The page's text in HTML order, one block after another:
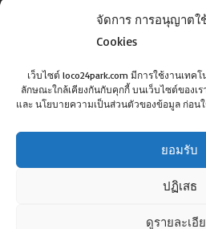
จัดการ การอนุญาตใ
Cookies
เว็บไซต์ loco24park.com มีการใช้งานเทค
ลักษณะใกล้เคียงกันกับคุกกี้ บนเว็บไซต์ของเ
และ นโยบายความเป็นส่วนตัวของข้อมูล ก่อน
ยอมรับ
ปฏิเสธ
ดูรายละเอี
02-022-4680
For Customer